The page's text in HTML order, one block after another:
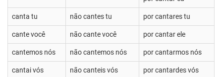
canta tu não cantes tu por cantares tu
cante você não cante você por cantar ele
cantemos nós não cantemos nós por cantarmos nós
cantai vós não canteis vós por cantardes vós